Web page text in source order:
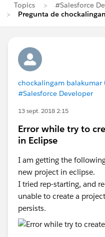
Topics
#Salesforce
Pregunta de
chockalingam balakumar
#Salesforce Developer
13 sept. 2018 2:15
Error while try to
in Eclipse
I am getting the
new project in eclipse.
I tried rep-starting, and
unable to create a
persists.